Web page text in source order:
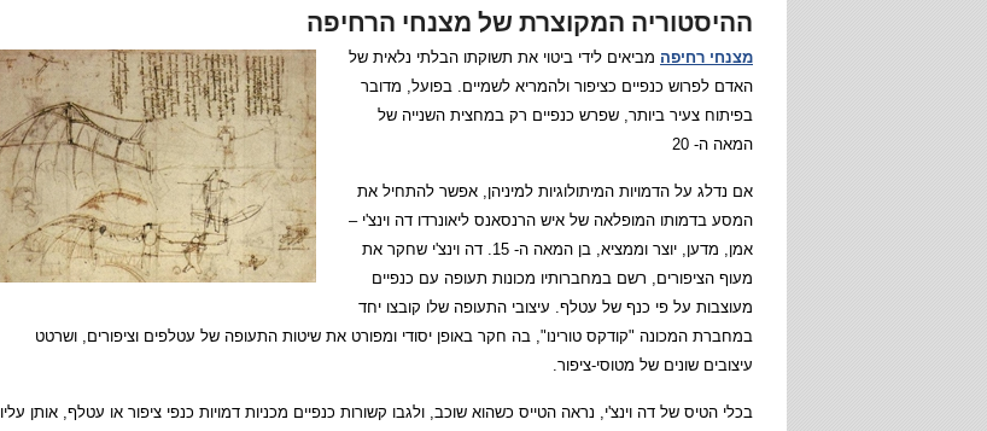
ההיסטוריה המקוצרת של מצנחי הרחיפה
מצנחי רחיפה מביאים לידי ביטוי את תשוקתו הבלתי נלאית של
האדם לפרוש כנפיים כציפור ולהמריא לשמיים. בפועל, מדובר
בפיתוח צעיר ביותר, שפרש כנפיים רק במחצית השנייה של
המאה ה- 20
אם נדלג על הדמויות המיתולוגיות למיניהן, אפשר להתחיל את
המסע בדמותו המופלאה של איש הרנסאנס ליאונרדו דה וינצ'י –
אמן, מדען, יוצר וממציא, בן המאה ה- 15. דה וינצ'י שחקר את
מעוף הציפורים, רשם במחברותיו מכונות תעופה עם כנפיים
מעוצבות על פי כנף של עטלף. עיצובי התעופה שלו קובצו יחד
במחברת המכונה "קודקס טורינו", בה חקר באופן יסודי ומפורט את שיטות התעופה של עטלפים וציפורים, ושרטט
עיצובים שונים של מטוסי-ציפור.
בכלי הטיס של דה וינצ'י, נראה הטייס כשהוא שוכב, ולגבו קשורות כנפיים מכניות דמויות כנפי ציפור או עטלף, אותן עליו